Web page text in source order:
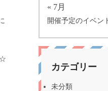
« 7月
開催予定のイベン
カテゴリー
未分類